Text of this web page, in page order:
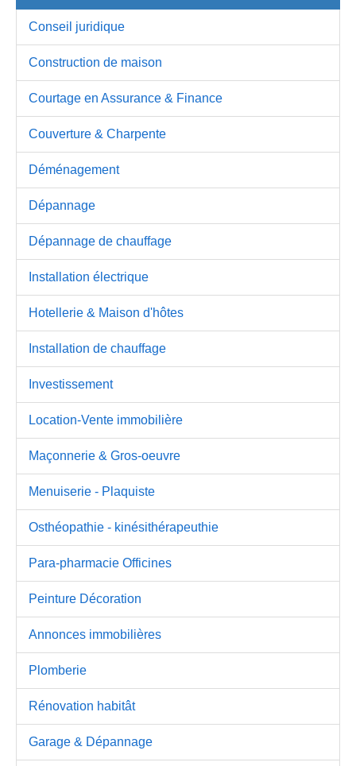
Conseil juridique
Construction de maison
Courtage en Assurance & Finance
Couverture & Charpente
Déménagement
Dépannage
Dépannage de chauffage
Installation électrique
Hotellerie & Maison d'hôtes
Installation de chauffage
Investissement
Location-Vente immobilière
Maçonnerie & Gros-oeuvre
Menuiserie - Plaquiste
Osthéopathie - kinésithérapeuthie
Para-pharmacie Officines
Peinture Décoration
Annonces immobilières
Plomberie
Rénovation habitât
Garage & Dépannage